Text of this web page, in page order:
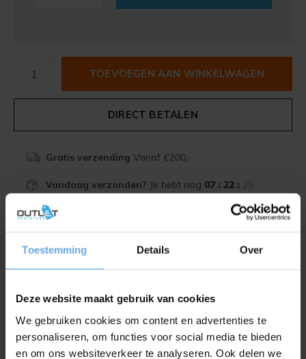
Toestemming Details Over
Deze website maakt gebruik van cookies
We gebruiken cookies om content en advertenties te
personaliseren, om functies voor social media te bieden
en om ons websiteverkeer te analyseren. Ook delen we
TOEVOEGEN AAN WINKELWAGEN
DIRECT BETALEN
Gratis verzending Vanaf €200,-
Vandaag verzonden? Je hebt nog 07 : 22 : 24
Beschrijving
Delen
Toevoegen aan vergelijking
Productomschrijving